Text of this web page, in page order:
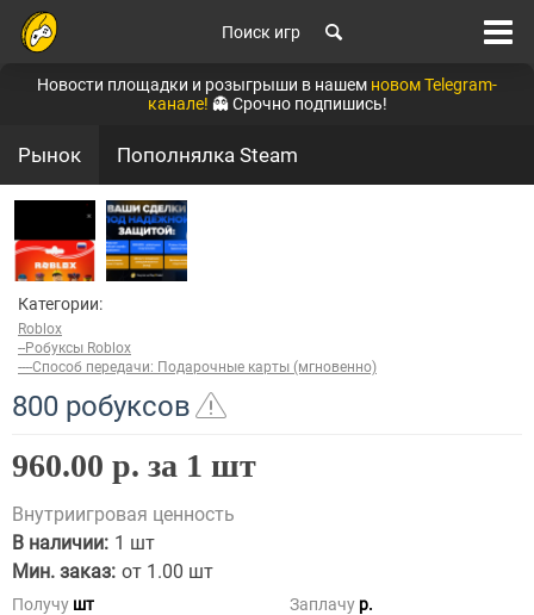
Поиск игр
Новости площадки и розыгрыши в нашем новом Telegram-
канале! 👻 Срочно подпишись!
Рынок Пополнялка Steam
Категории:
Roblox
--Робуксы Roblox
----Способ передачи: Подарочные карты (мгновенно)
800 робуксов
960.00 р. за 1 шт
Внутриигровая ценность
В наличии: 1 шт
Мин. заказ: от 1.00 шт
Получу шт Заплачу p.